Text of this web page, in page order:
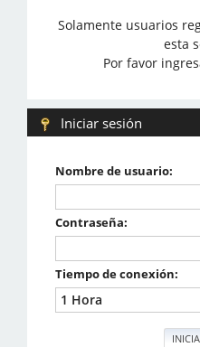
Solamente usuarios
esta
Por favor
Iniciar sesión
Nombre de usuario:
Contraseña:
Tiempo de conexión: